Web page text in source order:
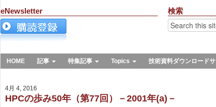
eNewsletter 検索
HOME 記事 特集記事 Topics 技術資料ダウンロード
4月 4, 2016
HPCの歩み50年（第77回）－2001年(a)－